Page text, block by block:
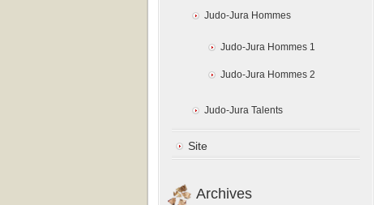
Judo-Jura Hommes
Judo-Jura Hommes 1
Judo-Jura Hommes 2
Judo-Jura Talents
Site
Archives